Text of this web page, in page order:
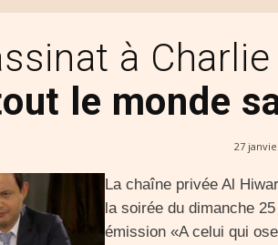
à
le monde
27
La chaîne privée Al
la soirée du dimanche
émission «A celui qui